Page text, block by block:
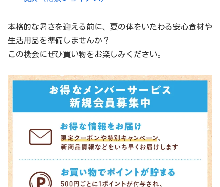
本格的な暑さを迎える前に、夏の体をいたわる安心食材や
生活用品を準備しませんか？
この機会にぜひ買い物をお楽しみください。